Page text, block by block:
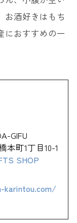
お酒好きはもち
におすすめの一
GIFU
本町1丁目10-1
SHOP